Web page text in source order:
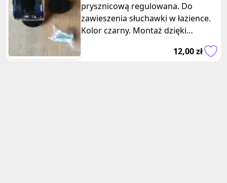
prysznicową regulowana. Do
zawieszenia słuchawki w łazience.
Kolor czarny. Montaż dzięki
załączonym kołkom rozporowym.
12,00 zł